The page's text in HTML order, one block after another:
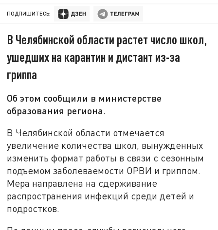
ПОДПИШИТЕСЬ:
В Челябинской области растет число школ,
ушедших на карантин и дистант из-за
гриппа
Об этом сообщили в министерстве
образования региона.
В Челябинской области отмечается
увеличение количества школ, вынужденных
изменить формат работы в связи с сезонным
подъемом заболеваемости ОРВИ и гриппом.
Мера направлена на сдерживание
распространения инфекций среди детей и
подростков.